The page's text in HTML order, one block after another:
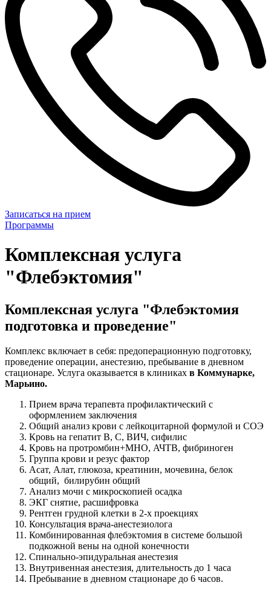
Записаться на прием
Программы
Комплексная услуга
"Флебэктомия"
Комплексная услуга "Флебэктомия
подготовка и проведение"
Комплекс включает в себя: предоперационную подготовку,
проведение операции, анестезию, пребывание в дневном
стационаре. Услуга оказывается в клиниках в Коммунарке,
Марьино.
Прием врача терапевта профилактический с
оформлением заключения
Общий анализ крови с лейкоцитарной формулой и СОЭ
Кровь на гепатит В, С, ВИЧ, сифилис
Кровь на протромбин+МНО, АЧТВ, фибриноген
Группа крови и резус фактор
Асат, Алат, глюкоза, креатинин, мочевина, белок
общий, билирубин общий
Анализ мочи с микроскопией осадка
ЭКГ снятие, расшифровка
Рентген грудной клетки в 2-х проекциях
Консультация врача-анестезиолога
Комбинированная флебэктомия в системе большой
подкожной вены на одной конечности
Спинально-эпидуральная анестезия
Внутривенная анестезия, длительность до 1 часа
Пребывание в дневном стационаре до 6 часов.